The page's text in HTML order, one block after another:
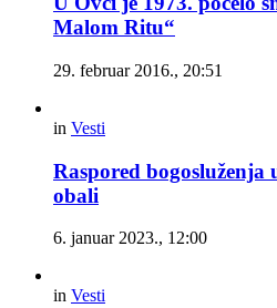
Malom Ritu“
29. februar 2016., 20:51
in Vesti
Raspored bogosluženja
obali
6. januar 2023., 12:00
in Vesti